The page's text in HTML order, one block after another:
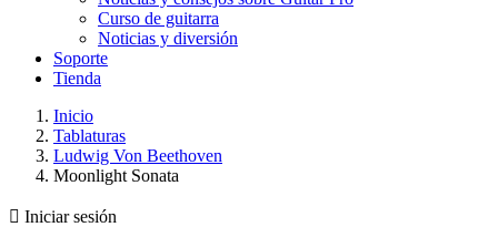
Curso de guitarra
Noticias y diversión
Soporte
Tienda
Inicio
Tablaturas
Ludwig Von Beethoven
Moonlight Sonata
 Iniciar sesión